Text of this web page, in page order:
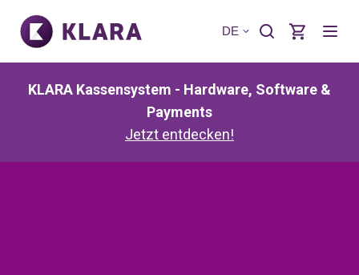
DE
KLARA Kassensystem - Hardware, Software &
Payments
Jetzt entdecken!